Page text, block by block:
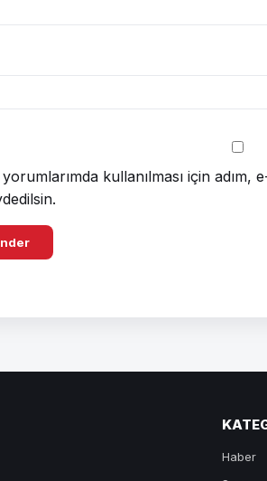
kullanılması için adım,
Haber